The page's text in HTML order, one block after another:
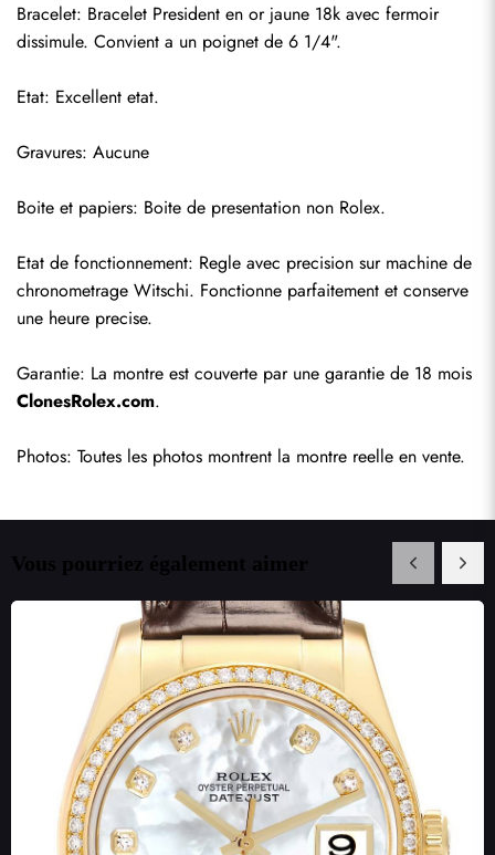
Bracelet: Bracelet President en or jaune 18k avec fermoir
dissimule. Convient a un poignet de 6 1/4".
Etat: Excellent etat.
Gravures: Aucune
Boite et papiers: Boite de presentation non Rolex.
Etat de fonctionnement: Regle avec precision sur machine de
chronometrage Witschi. Fonctionne parfaitement et conserve
une heure precise.
ClonesRolex.com.
Photos: Toutes les photos montrent la montre reelle en vente.
Vous pourriez également aimer
Envoyer